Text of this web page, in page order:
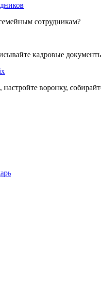
сотрудникам?
кадровые
воронку,